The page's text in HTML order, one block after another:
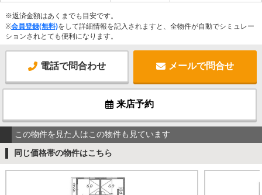
※返済金額はあくまでも目安です。
※会員登録(無料)をして詳細情報を記入されますと、全物件が自動でシミュレー
ションされとても便利になります。
電話で問合わせ メールで問合せ
来店予約
この物件を見た人はこの物件も見ています
同じ価格帯の物件はこちら